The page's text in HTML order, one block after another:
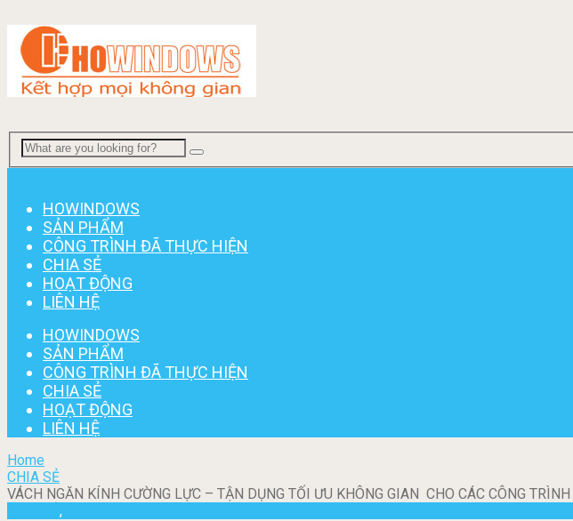
HOWINDOWS
SẢN PHẨM
CÔNG TRÌNH ĐÃ THỰC HIỆN
CHIA SẺ
HOẠT ĐỘNG
LIÊN HỆ
HOWINDOWS
SẢN PHẨM
CÔNG TRÌNH ĐÃ THỰC HIỆN
CHIA SẺ
HOẠT ĐỘNG
LIÊN HỆ
Home
CHIA SẺ
VÁCH NGĂN KÍNH CƯỜNG LỰC – TẬN DỤNG TỐI ƯU KHÔNG GIAN CHO CÁC CÔNG
,